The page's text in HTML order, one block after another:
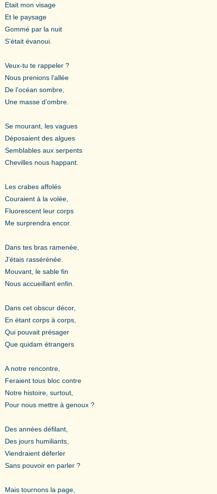
Etait mon visage
Et le paysage
Gommé par la nuit
S’était évanoui.
Veux-tu te rappeler ?
Nous prenions l’allée
De l’océan sombre,
Une masse d’ombre.
Se mourant, les vagues
Déposaient des algues
Semblables aux serpents
Chevilles nous happant.
Les crabes affolés
Couraient à la volée,
Fluorescent leur corps
Me surprendra encor.
Dans tes bras ramenée,
J’étais rassérénée.
Mouvant, le sable fin
Nous accueillant enfin.
Dans cet obscur décor,
En étant corps à corps,
Qui pouvait présager
Que quidam étrangers
A notre rencontre,
Feraient tous bloc contre
Notre histoire, surtout,
Pour nous mettre à genoux ?
Des années défilant,
Des jours humiliants,
Viendraient déferler
Sans pouvoir en parler ?
Mais tournons la page,